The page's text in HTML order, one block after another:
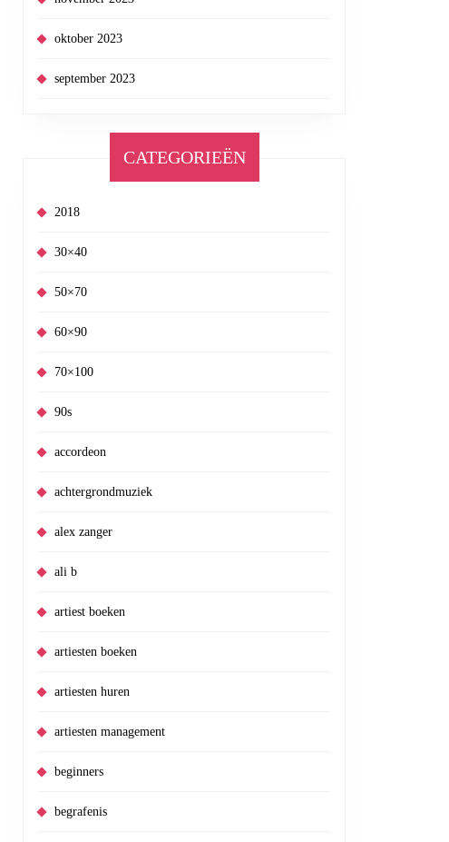
oktober 2023
september 2023
CATEGORIEËN
2018
30×40
50×70
60×90
70×100
90s
accordeon
achtergrondmuziek
alex zanger
ali b
artiest boeken
artiesten boeken
artiesten huren
artiesten management
beginners
begrafenis